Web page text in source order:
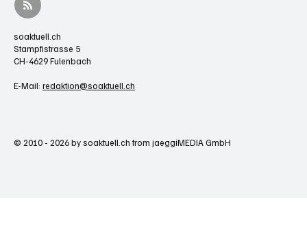
soaktuell.ch
Stampfistrasse 5
CH-4629 Fulenbach
E-Mail: redaktion@soaktuell.ch
© 2010 - 2026 by soaktuell.ch from jaeggiMEDIA GmbH